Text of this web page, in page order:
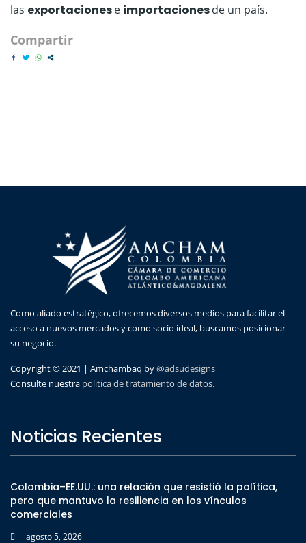
las exportacionese importacionesde un país.
Compartir
Como aliado estratégico, ofrecemos diversos medios para facilitar el
acceso a nuevos mercados y como socio ideal, buscamos posicionar
su negocio.
Copyright © 2021 | Amchambaq by@adsudesigns
Consulte nuestra politica de tratamiento de datos.
Noticias Recientes
Colombia–EE.UU.: una relación que resistió la política,
pero que mantuvo la resiliencia en los vínculos
comerciales
agosto 5, 2026